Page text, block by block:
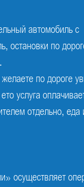
автомобиль с
остановки по
по дороге
услуга
отдельно, еда
осуществляет